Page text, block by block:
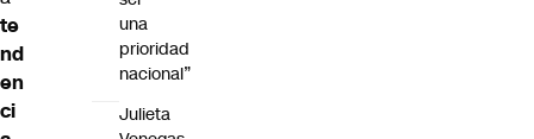
te
nd
en
ci
una
prioridad
nacional”
Julieta